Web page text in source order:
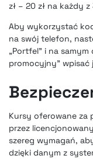
zł – 20 zł na każdy
Aby wykorzystać
na swój telefon,
„Portfel” i na
promocyjny”
Kursy oferowane za
przez
szereg wymagań,
dzięki danym z